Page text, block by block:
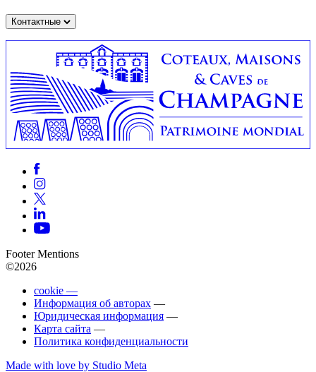
Контактные
Footer Mentions
©2026
cookie —
Информация об авторах —
Юридическая информация —
Карта сайта —
Политика конфиденциальности
Made with love by Studio Meta